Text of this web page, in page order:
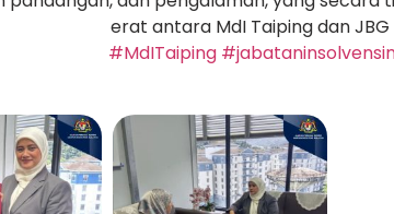
erat antara MdI Taiping dan JBG
#MdITaiping